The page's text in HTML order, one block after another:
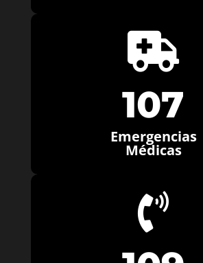

107
Emergencias
Médicas
